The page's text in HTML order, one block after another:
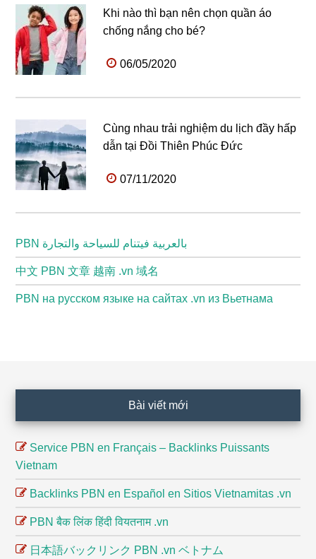
Khi nào thì bạn nên chọn quần áo
chống nắng cho bé?
06/05/2020
Cùng nhau trải nghiệm du lịch đầy hấp
dẫn tại Đồi Thiên Phúc Đức
07/11/2020
PBN بالعربية فيتنام للسياحة والتجارة
中文 PBN 文章 越南 .vn 域名
PBN на русском языке на сайтах .vn из Вьетнама
Bài viết mới
Service PBN en Français – Backlinks Puissants
Vietnam
Backlinks PBN en Español en Sitios Vietnamitas .vn
PBN बैक लिंक हिंदी वियतनाम .vn
日本語バックリンク PBN .vn ベトナム